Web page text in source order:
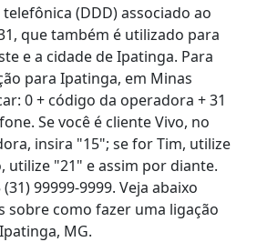
(DDD) associado ao
que também é utilizado para
e a cidade de Ipatinga. Para
para Ipatinga, em Minas
0 + código da operadora + 31
Se você é cliente Vivo, no
insira "15"; se for Tim, utilize
utilize "21" e assim por diante.
99999-9999. Veja abaixo
sobre como fazer uma ligação
MG.